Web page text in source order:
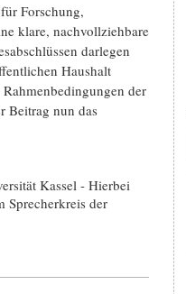
Forschung,
klare, nachvollziehbare
darlegen
Haushalt
der
Beitrag nun das
Kassel - Hierbei
Sprecherkreis der